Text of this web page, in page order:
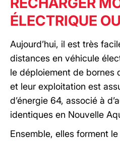
ÉLECTRIQUE
Aujourd’hui, il est très
distances en véhicule
le déploiement de bornes
et leur exploitation est
d’énergie 64, associé à
identiques en Nouvelle
Ensemble, elles forment